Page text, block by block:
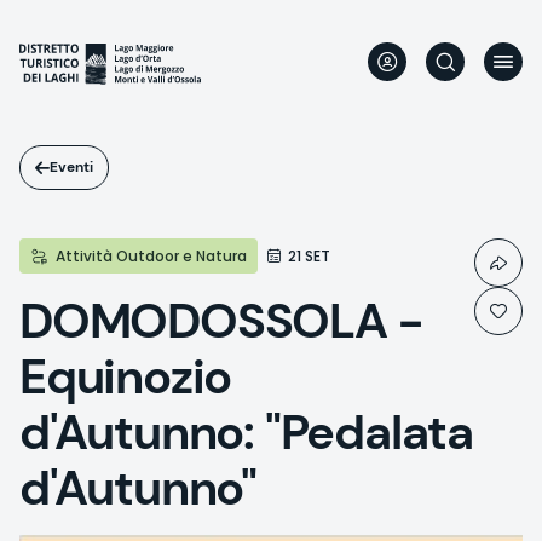
contenuto
principale
Eventi
Attività Outdoor e Natura 21 SET
DOMODOSSOLA -
Equinozio
d'Autunno: "Pedalata
d'Autunno"